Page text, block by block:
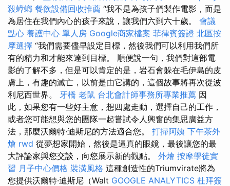
殺蟑螂 餐飲設備回收推薦 “我不是為孩子們製作電影，而是
為居住在我們內心的孩子來說，讓我們六到六十歲。 會議
點心 養護中心 單人房 Google商家檔案 菲律賓簽證 北區按
摩選擇 “我們需要儘早設定目標，然後我們可以利用我們所
有的精力和才能來達到目標​​。 順便說一句，我們對這部電
影的了解不多，但是可以肯定的是，岩石會躲在毛伊島的皮
膚上，有趣的滅亡，以前是由它講的，這個故事將再次從波
利尼西世界。 牙橋 老鼠 台北會計師事務所專業推薦 因
此，如果您有一些好主意，想四處走動，選擇自己的工作，
或者您可能想與您的團隊一起嘗試令人興奮的集思廣益方
法，那麼沃爾特·迪斯尼的方法適合您。 打掃阿姨 下午茶外
燴 rwd 從夢想家開始，然後是逼真的眼鏡，最後讓您的最
大評論家與您交談，向您展示新的觀點。 外燴 按摩學徒實
習 月子中心價格 裝潢風格 這種創造性的Triumvirate將為
您提供沃爾特·迪斯尼（Walt GOOGLE ANALYTICS 杜拜簽